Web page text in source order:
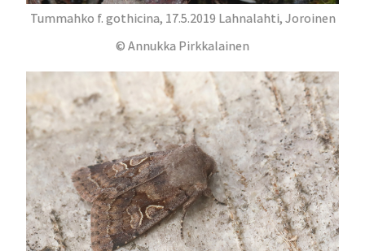
Tummahko f. gothicina, 17.5.2019 Lahnalahti, Joroinen
© Annukka Pirkkalainen